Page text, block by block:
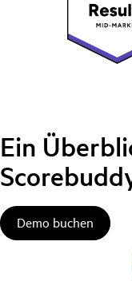
Ein
Demo buchen